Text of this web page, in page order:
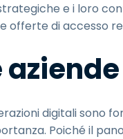
e i loro
offerte di accesso
digitali sono
Poiché il